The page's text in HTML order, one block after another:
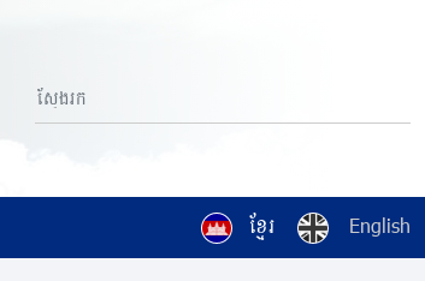
ខ្មែរ English